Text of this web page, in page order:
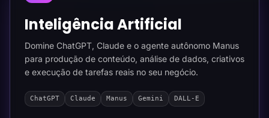
Inteligência Artificial
Domine ChatGPT, Claude e o agente autônomo Manus
para produção de conteúdo, análise de dados, criativos
e execução de tarefas reais no seu negócio.
ChatGPT Claude Manus Gemini DALL-E